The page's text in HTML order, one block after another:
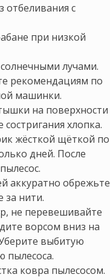
отбеливания с
при низкой
лучами.
рекомендациям по
машинки.
на поверхности
хлопка.
жёсткой щёткой по
дней. После
аккуратно обрежьте
за нити.
не перевешивайте
ворсом вниз на
выбитую
пылесоса.
ковра пылесосом.